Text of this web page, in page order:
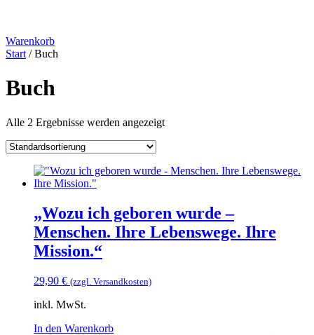
Warenkorb
Start / Buch
Buch
Alle 2 Ergebnisse werden angezeigt
„Wozu ich geboren wurde –
Menschen. Ihre Lebenswege. Ihre
Mission.“
29,90 € (zzgl. Versandkosten)
inkl. MwSt.
In den Warenkorb